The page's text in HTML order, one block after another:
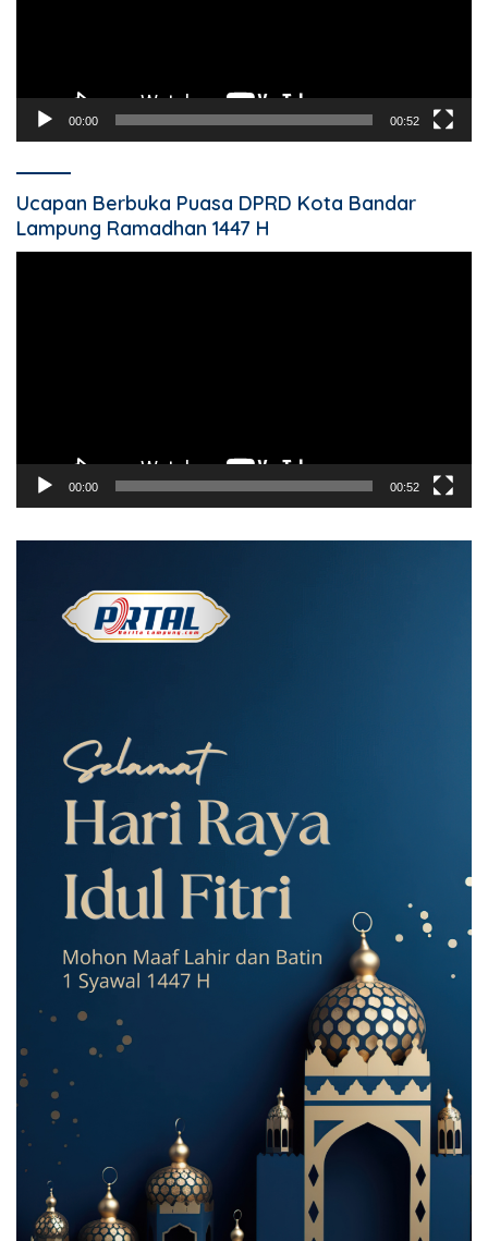
00:00 00:52
Ucapan Berbuka Puasa DPRD Kota Bandar
Lampung Ramadhan 1447 H
00:00 00:52